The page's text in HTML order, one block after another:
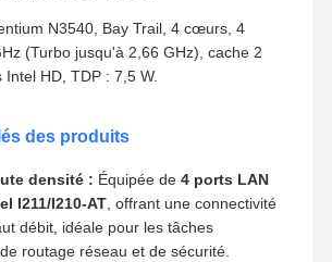
N3540, Bay Trail, 4 cœurs, 4
(Turbo jusqu'à 2,66 GHz), cache 2
Intel HD, TDP : 7,5 W.
des produits
densité : Équipée de 4 ports LAN
I211/I210-AT, offrant une connectivité
débit, idéale pour les tâches
routage réseau et de sécurité.